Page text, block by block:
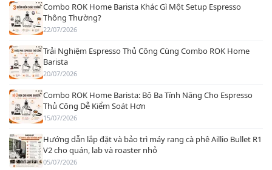
Combo ROK Home Barista Khác Gì Một Setup Espresso
Thông Thường?
22/07/2026
Trải Nghiệm Espresso Thủ Công Cùng Combo ROK Home
Barista
20/07/2026
Combo ROK Home Barista: Bộ Ba Tính Năng Cho Espresso
Thủ Công Dễ Kiểm Soát Hơn
15/07/2026
Hướng dẫn lắp đặt và bảo trì máy rang cà phê Aillio Bullet R1
V2 cho quán, lab và roaster nhỏ
05/07/2026